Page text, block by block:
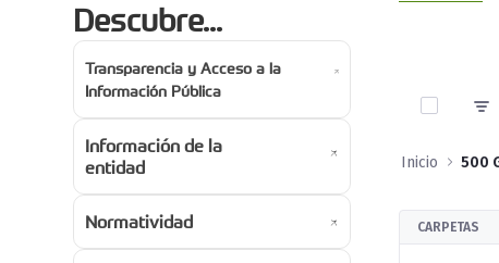
Descubre...
Transparencia y Acceso a la
Información Pública
Información de la
entidad
Normatividad
Inicio
CARPETAS